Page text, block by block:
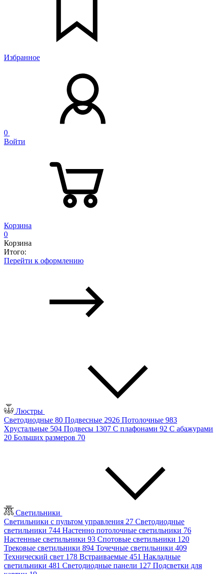
Избранное
0
Войти
Корзина
0
Корзина
Итого:
Перейти к оформлению
Люстры
Светодиодные 80 Подвесные 2926 Потолочные 983
Хрустальные 504 Подвесы 1307 С плафонами 92 С абажурами
20 Больших размеров 70
Светильники
Светильники с пультом управления 27 Светодиодные
светильники 744 Настенно потолочные светильники 76
Настенные светильники 93 Спотовые светильники 120
Трековые светильники 894 Точечные светильники 409
Технический свет 178 Встраиваемые 451 Накладные
светильники 481 Светодиодные панели 127 Подсветки для